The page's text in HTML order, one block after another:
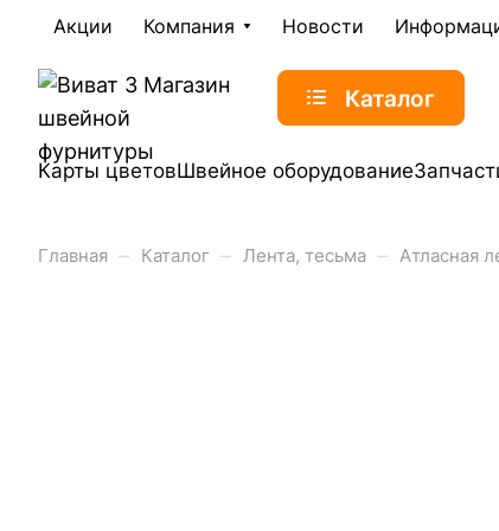
Акции Компания Новости
Каталог
Карты цветовШвейное оборудование
Главная – Каталог – Лента, тесьма – Атласная